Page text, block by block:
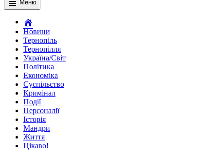
Меню
Новини
Тернопіль
Тернопілля
Україна/Світ
Політика
Економіка
Суспільство
Кримінал
Події
Персоналії
Історія
Мандри
Життя
Цікаво!